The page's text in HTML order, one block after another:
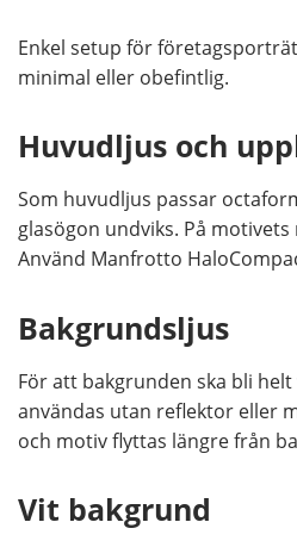
Enkel setup för
minimal eller obefintlig.
Huvudljus och
Som huvudljus passar
glasögon undviks. På
Använd Manfrotto
Bakgrundsljus
För att bakgrunden ska bli
användas utan reflektor eller
och motiv flyttas längre från
Vit bakgrund